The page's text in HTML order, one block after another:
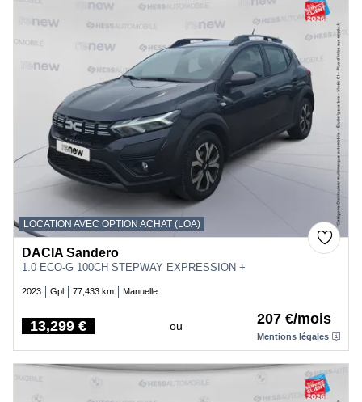
LOCATION AVEC OPTION ACHAT (LOA)
DACIA Sandero
1.0 ECO-G 100CH STEPWAY EXPRESSION +
2023 Gpl 77,433 km Manuelle
Price
13,299 € ou 207 €/mois
Mentions légales